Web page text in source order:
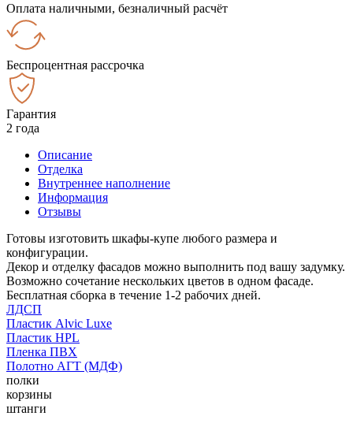
Оплата наличными, безналичный расчёт
Беспроцентная рассрочка
Гарантия
2 года
Описание
Отделка
Внутреннее наполнение
Информация
Отзывы
Готовы изготовить шкафы-купе любого размера и
конфигурации.
Декор и отделку фасадов можно выполнить под вашу задумку.
Возможно сочетание нескольких цветов в одном фасаде.
Бесплатная сборка в течение 1-2 рабочих дней.
ЛДСП
Пластик Alvic Luxe
Пластик HPL
Пленка ПВХ
Полотно АГТ (МДФ)
полки
корзины
штанги